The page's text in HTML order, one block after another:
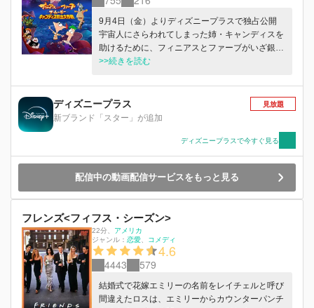
9月4日（金）よりディズニープラスで独占公開
宇宙人にさらわれてしまった姉・キャンディスを
助けるために、フィニアスとファーブがいざ銀河
へ繰り出すものの、やっかいな弟たちがいない楽
地球に帰りたくないといい出し大騒動を巻き起こ
すアドベンチャーストーリー
>>続きを読む
ディズニープラス
新ブランド「スター」が追加
見放題
ディズニープラスで今すぐ見る
配信中の動画配信サービスをもっと見る
フレンズ<フィフス・シーズン>
22分
アメリカ
ジャンル： 恋愛 コメディ
4.6
4443 579
結婚式で花嫁エミリーの名前をレイチェルと呼び
間違えたロスは、エミリーからカウンターパンチ